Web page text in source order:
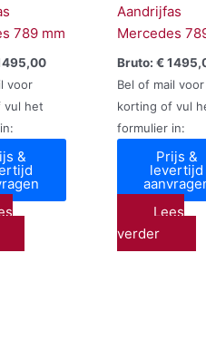
789 mm
voor
vul het
&
Aandrijfas
Mercedes
Bruto: €
Bel of mail voor
korting of vul
formulier in:
Prijs &
levertijd
Lees
verder